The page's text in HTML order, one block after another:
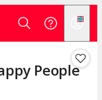
People